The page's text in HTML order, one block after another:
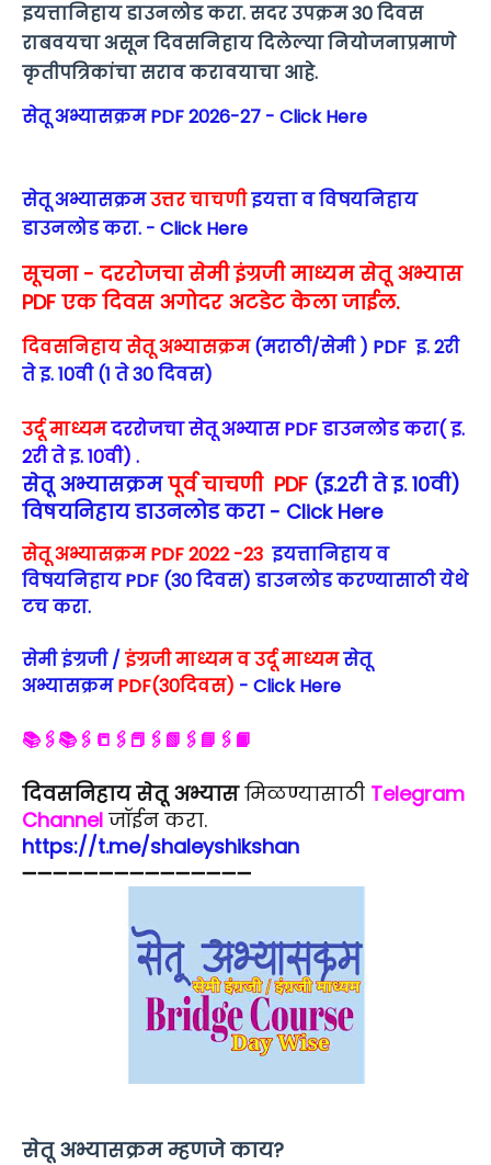
इयत्तानिहाय डाउनलोड करा. सदर उपक्रम 30 दिवस
राबवयचा असून दिवसनिहाय दिलेल्या नियोजनाप्रमाणे
कृतीपत्रिकांचा सराव करावयाचा आहे.
सेतू अभ्यासक्रम PDF 2026-27 - Click Here
सेतू अभ्यासक्रमउत्तर चाचणीइयत्ता व विषयनिहाय
डाउनलोड करा. - Click Here
सूचना - दररोजचा सेमी इंग्रजी माध्यम सेतू अभ्यास
PDF एक दिवस अगोदर अटडेट केला जाईल.
दिवसनिहाय सेतू अभ्यासक्रम(मराठी/सेमी ) PDF इ. 2री
ते इ. 10वी (1 ते 30 दिवस)
उर्दू माध्यमदररोजचा सेतू अभ्यास PDF डाउनलोड करा( इ.
2री ते इ. 10वी) .
सेतू अभ्यासक्रमपूर्व चाचणी PDF (इ.2री ते इ. 10वी)
विषयनिहाय डाउनलोड करा - Click Here
सेतू अभ्यासक्रम PDF 2022 -23 इयत्तानिहाय व
विषयनिहाय PDF (30 दिवस) डाउनलोड करण्यासाठी येथे
टच करा.
सेमी इंग्रजी / इंग्रजी माध्यम व उर्दू माध्यमसेतू
अभ्यासक्रमPDF(30दिवस) - Click Here
📚🖇📚🖇📒🖇📕🖇📗🖇📘🖇📙
दिवसनिहाय सेतू अभ्यासमिळण्यासाठी Telegram
Channel जॉईन करा.
https://t.me/shaleyshikshan
➖➖➖➖➖➖➖➖➖➖➖➖➖➖➖
सेतू अभ्यासक्रम म्हणजे काय?